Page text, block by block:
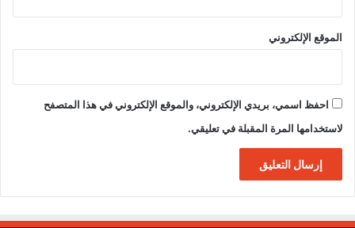
الموقع الإلكتروني
احفظ اسمي، بريدي الإلكتروني، والموقع الإلكتروني في هذا المتصفح
لاستخدامها المرة المقبلة في تعليقي.